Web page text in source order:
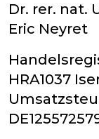
Dr. rer. nat.
Eric Neyret
HRA1037